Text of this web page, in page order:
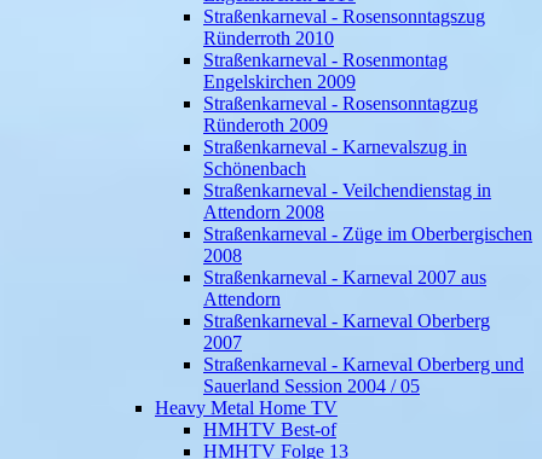
Straßenkarneval - Rosensonntagszug
Ründerroth 2010
Straßenkarneval - Rosenmontag
Engelskirchen 2009
Straßenkarneval - Rosensonntagzug
Ründeroth 2009
Straßenkarneval - Karnevalszug in
Schönenbach
Straßenkarneval - Veilchendienstag in
Attendorn 2008
Straßenkarneval - Züge im Oberbergischen
2008
Straßenkarneval - Karneval 2007 aus
Attendorn
Straßenkarneval - Karneval Oberberg
2007
Straßenkarneval - Karneval Oberberg und
Sauerland Session 2004 / 05
Heavy Metal Home TV
HMHTV Best-of
HMHTV Folge 13